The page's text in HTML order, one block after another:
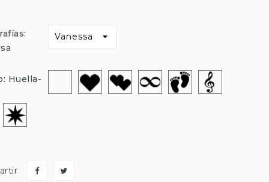
Huella-
Sin
dibujo
Corazón Corazon-
Doble
Infinito Huella-
Pie